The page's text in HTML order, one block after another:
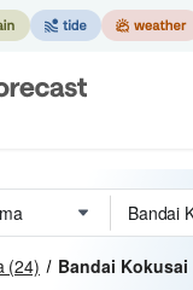
(24) Bandai Kokusai